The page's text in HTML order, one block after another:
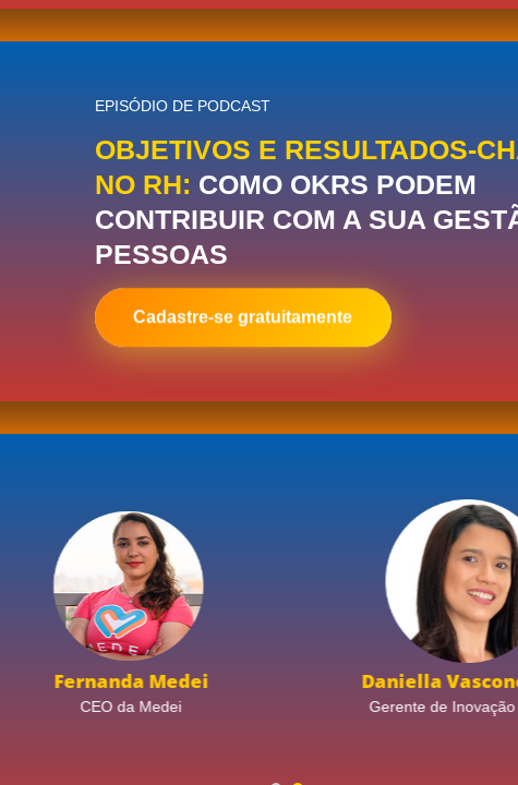
EPISÓDIO DE PODCAST
OBJETIVOS E RESULTADOS-
NO RH: COMO OKRS PODEM
CONTRIBUIR COM A SUA
PESSOAS
Cadastre-se gratuitamente
Fernanda Medei
CEO da Medei
Daniella
Gerente de Inovação